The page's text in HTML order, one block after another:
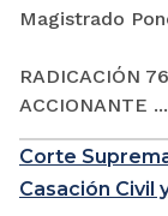
Magistrado
RADICACIÓN
ACCIONANTE ...
Corte
Casación Civil